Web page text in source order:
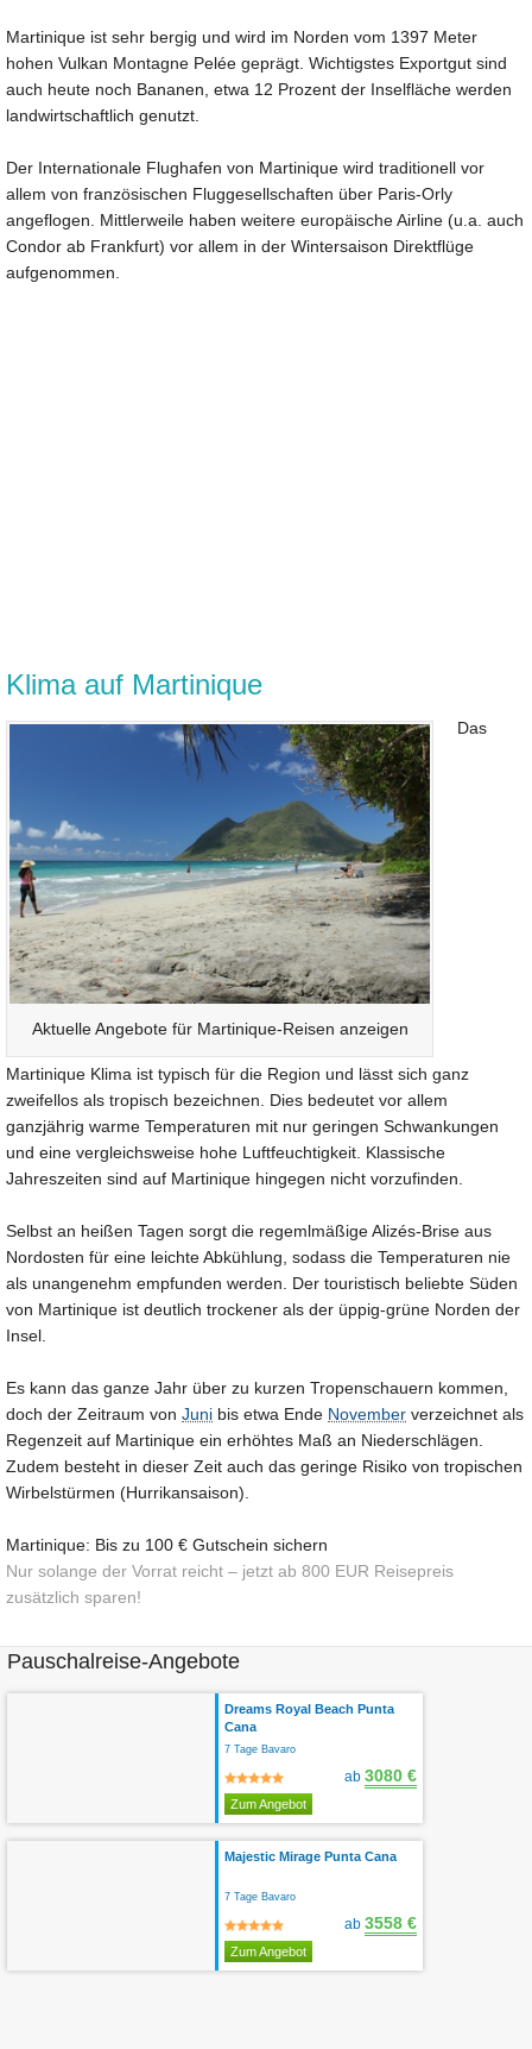
Martinique ist sehr bergig und wird im Norden vom 1397 Meter
hohen Vulkan Montagne Pelée geprägt. Wichtigstes Exportgut sind
auch heute noch Bananen, etwa 12 Prozent der Inselfläche werden
landwirtschaftlich genutzt.
Der Internationale Flughafen von Martinique wird traditionell vor
allem von französischen Fluggesellschaften über Paris-Orly
angeflogen. Mittlerweile haben weitere europäische Airline (u.a. auch
Condor ab Frankfurt) vor allem in der Wintersaison Direktflüge
aufgenommen.
Klima auf Martinique
Aktuelle Angebote für Martinique-Reisen anzeigen
Das
Martinique Klima ist typisch für die Region und lässt sich ganz
zweifellos als tropisch bezeichnen. Dies bedeutet vor allem
ganzjährig warme Temperaturen mit nur geringen Schwankungen
und eine vergleichsweise hohe Luftfeuchtigkeit. Klassische
Jahreszeiten sind auf Martinique hingegen nicht vorzufinden.
Selbst an heißen Tagen sorgt die regemlmäßige Alizés-Brise aus
Nordosten für eine leichte Abkühlung, sodass die Temperaturen nie
als unangenehm empfunden werden. Der touristisch beliebte Süden
von Martinique ist deutlich trockener als der üppig-grüne Norden der
Insel.
Es kann das ganze Jahr über zu kurzen Tropenschauern kommen,
doch der Zeitraum von Juni bis etwa Ende November verzeichnet als
Regenzeit auf Martinique ein erhöhtes Maß an Niederschlägen.
Zudem besteht in dieser Zeit auch das geringe Risiko von tropischen
Wirbelstürmen (Hurrikansaison).
Martinique: Bis zu 100 € Gutschein sichern
Nur solange der Vorrat reicht – jetzt ab 800 EUR Reisepreis
zusätzlich sparen!
Pauschalreise-Angebote
Dreams Royal Beach Punta
Cana
7 Tage Bavaro
ab 3080 €
Zum Angebot
Majestic Mirage Punta Cana
7 Tage Bavaro
ab 3558 €
Zum Angebot